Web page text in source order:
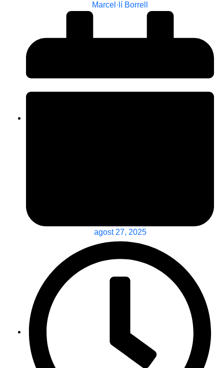
Marcel·lí Borrell
agost 27, 2025